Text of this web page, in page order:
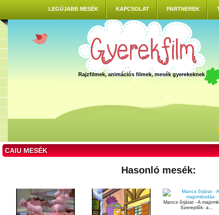
LEGÚJABB MESÉK KAPCSOLAT PARTNEREK
Rajzfilmek, animációs filmek, mesék gyerekeknek
CAIU MESÉK
Hasonló mesék:
Mancs őrjárat - A
Szereplők: a...